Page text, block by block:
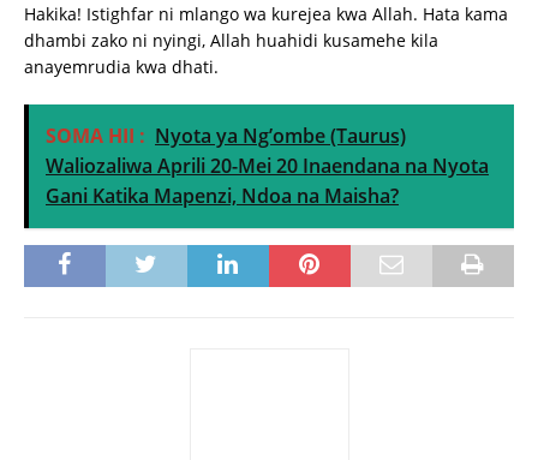
Hakika! Istighfar ni mlango wa kurejea kwa Allah. Hata kama
dhambi zako ni nyingi, Allah huahidi kusamehe kila
anayemrudia kwa dhati.
SOMA HII : Nyota ya Ng’ombe (Taurus)
Waliozaliwa Aprili 20-Mei 20 Inaendana na Nyota
Gani Katika Mapenzi, Ndoa na Maisha?